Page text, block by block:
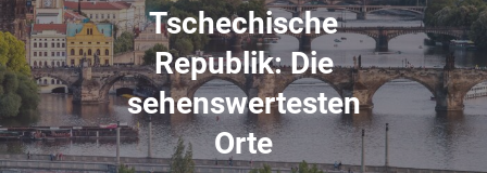
Tschechische
Republik: Die
sehenswertesten
Orte